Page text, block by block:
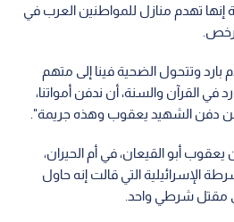
إنها تهدم منازل للمواطنين العرب في
وتتحول الضحية فينا إلى متهم
في القرآن والسنة، أن ندفن أمواتنا،
دفن الشهيد يعقوب وهذه جريمة".
أبو القيعان، في أم الحيران،
الإسرائيلية التي قالت إنه حاول
مقتل شرطي واحد.